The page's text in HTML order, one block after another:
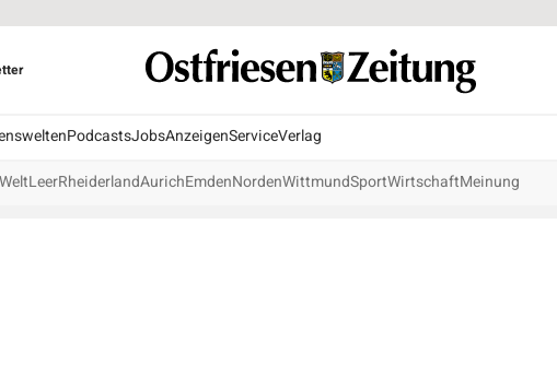
PodcastsJobsAnzeigenServiceVerlag
LeerRheiderlandAurichEmdenNordenWittmundSportWirtschaftMeinung